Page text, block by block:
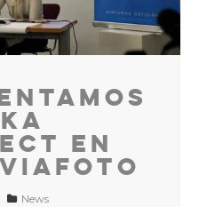
en
News